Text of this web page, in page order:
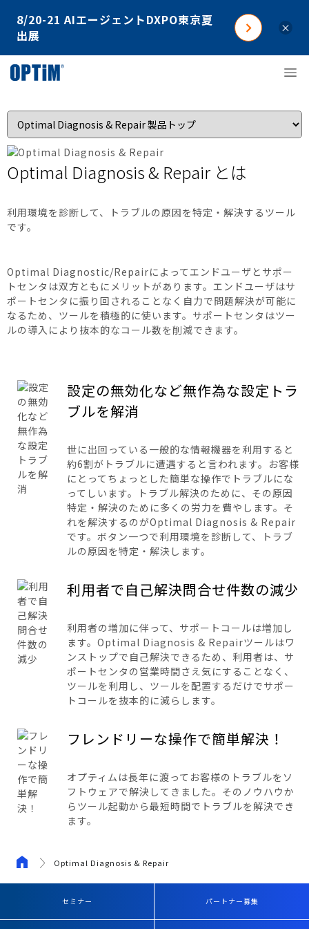
8/20-21 AIエージェントDXPO東京夏
出展
×
Optimal Diagnosis & Repair とは
利用環境を診断して、トラブルの原因を特定・解決するツール
です。
Optimal Diagnostic/Repairによってエンドユーザとサポー
トセンタは双方ともにメリットがあります。エンドユーザはサ
ポートセンタに振り回されることなく自力で問題解決が可能に
なるため、ツールを積極的に使います。サポートセンタはツー
ルの導入により抜本的なコール数を削減できます。
設定の無効化など無作為な設定トラ
ブルを解消
世に出回っている一般的な情報機器を利用すると
約6割がトラブルに遭遇すると言われます。お客様
にとってちょっとした簡単な操作でトラブルにな
ってしいます。トラブル解決のために、その原因
特定・解決のために多くの労力を費やします。そ
れを解決するのがOptimal Diagnosis & Repair
です。ボタン一つで利用環境を診断して、トラブ
ルの原因を特定・解決します。
利用者で自己解決問合せ件数の減少
利用者の増加に伴って、サポートコールは増加し
ます。Optimal Diagnosis & Repairツールはワ
ンストップで自己解決できるため、利用者は、サ
ポートセンタの営業時間さえ気にすることなく、
ツールを利用し、ツールを配置するだけでサポー
トコールを抜本的に減らします。
フレンドリーな操作で簡単解決！
オプティムは長年に渡ってお客様のトラブルをソ
フトウェアで解決してきました。そのノウハウか
らツール起動から最短時間でトラブルを解決でき
ます。
Optimal Diagnosis & Repair
セミナー パートナー募集